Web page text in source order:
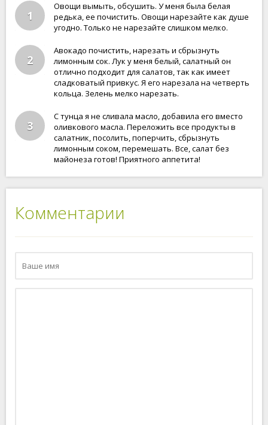
1
Овощи вымыть, обсушить. У меня была белая
редька, ее почистить. Овощи нарезайте как душе
угодно. Только не нарезайте слишком мелко.
2
Авокадо почистить, нарезать и сбрызнуть
лимонным сок. Лук у меня белый, салатный он
отлично подходит для салатов, так как имеет
сладковатый привкус. Я его нарезала на четверть
кольца. Зелень мелко нарезать.
3
С тунца я не сливала масло, добавила его вместо
оливкового масла. Переложить все продукты в
салатник, посолить, поперчить, сбрызнуть
лимонным соком, перемешать. Все, салат без
майонеза готов! Приятного аппетита!
Комментарии